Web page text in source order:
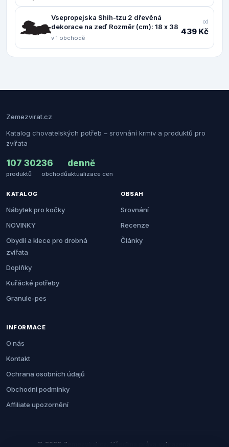
Vsepropejska Shih-tzu 2 dřevěná
dekorace na zeď Rozměr (cm): 18 x 38
v 1 obchodě
od
439 Kč
Zemezvirat.cz
Katalog chovatelských potřeb – srovnání krmiv a produktů pro
zvířata
107 302
produktů
36
obchodů
denně
aktualizace cen
KATALOG
Nábytek pro kočky
NOVINKY
Obydlí a klece pro drobná
zvířata
Doplňky
Kuřácké potřeby
Granule-pes
OBSAH
Srovnání
Recenze
Články
INFORMACE
O nás
Kontakt
Ochrana osobních údajů
Obchodní podmínky
Affiliate upozornění
© 2026 Zemezvirat.cz. Všechna práva vyhrazena.